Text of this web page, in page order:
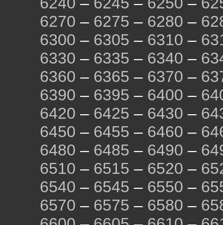
6270 – 6275 – 6280 –
6300 – 6305 – 6310 –
6330 – 6335 – 6340 –
6360 – 6365 – 6370 –
6390 – 6395 – 6400 –
6420 – 6425 – 6430 –
6450 – 6455 – 6460 –
6480 – 6485 – 6490 –
6510 – 6515 – 6520 –
6540 – 6545 – 6550 –
6570 – 6575 – 6580 –